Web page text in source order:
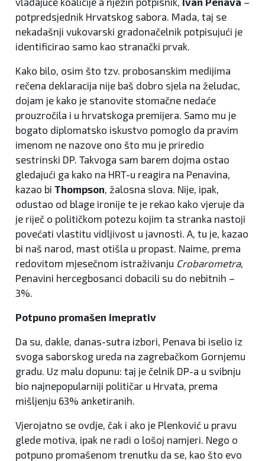
potpredsjednik Hrvatskog sabora. Mada, taj se
nekadašnji vukovarski gradonačelnik potpisujući je
identificirao samo kao stranački prvak.
Kako bilo, osim što tzv. probosanskim medijima
rečena deklaracija nije baš dobro sjela na želudac,
dojam je kako je stanovite stomačne nedaće
prouzročila i u hrvatskoga premijera. Samo mu je
bogato diplomatsko iskustvo pomoglo da pravim
imenom ne nazove ono što mu je priredio
sestrinski DP. Takvoga sam barem dojma ostao
gledajući ga kako na HRT-u reagira na Penavina,
kazao bi Thompson , žalosna slova. Nije, ipak,
odustao od blage ironije te je rekao kako vjeruje da
je riječ o političkom potezu kojim ta stranka nastoji
povećati vlastitu vidljivost u javnosti. A, tu je, kazao
bi naš narod, mast otišla u propast. Naime, prema
redovitom mjesečnom istraživanju Crobarometra,
Penavini hercegbosanci dobacili su do nebitnih –
3%.
Potpuno promašen imeprativ
Da su, dakle, danas-sutra izbori, Penava bi iselio iz
svoga saborskog ureda na zagrebačkom Gornjemu
gradu. Uz malu dopunu: taj je čelnik DP-a u svibnju
bio najnepopularniji političar u Hrvata, prema
mišljenju 63% anketiranih.
Vjerojatno se ovdje, čak i ako je Plenković u pravu
glede motiva, ipak ne radi o lošoj namjeri. Nego o
potpuno promašenom trenutku da se, kao što evo